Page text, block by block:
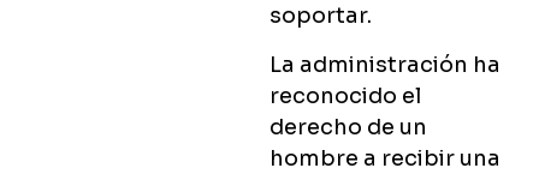
soportar.
La administración ha
reconocido el
derecho de un
hombre a recibir una